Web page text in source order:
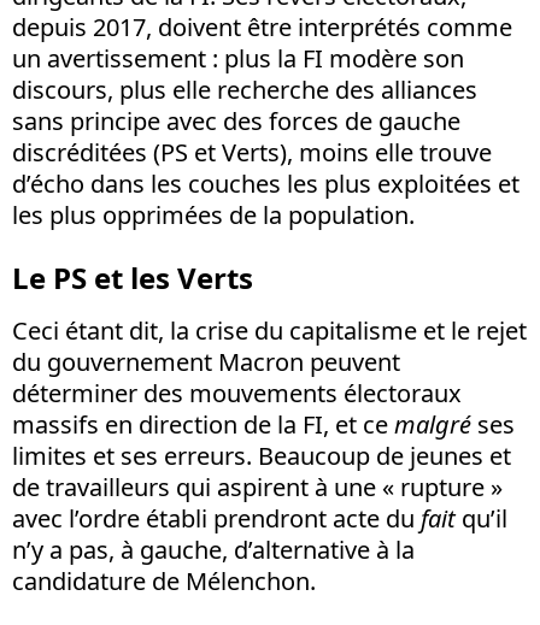
depuis 2017, doivent être interprétés comme
un avertissement : plus la FI modère son
discours, plus elle recherche des alliances
sans principe avec des forces de gauche
discréditées (PS et Verts), moins elle trouve
d’écho dans les couches les plus exploitées et
les plus opprimées de la population.
Le PS et les Verts
Ceci étant dit, la crise du capitalisme et le rejet
du gouvernement Macron peuvent
déterminer des mouvements électoraux
massifs en direction de la FI, et cemalgré ses
limites et ses erreurs. Beaucoup de jeunes et
de travailleurs qui aspirent à une « rupture »
avec l’ordre établi prendront acte du faitqu’il
n’y a pas, à gauche, d’alternative à la
candidature de Mélenchon.